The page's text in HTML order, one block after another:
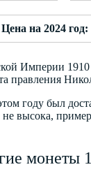
Цена на 2024 год:
Империи 1910
правления
году был
высока,
монеты